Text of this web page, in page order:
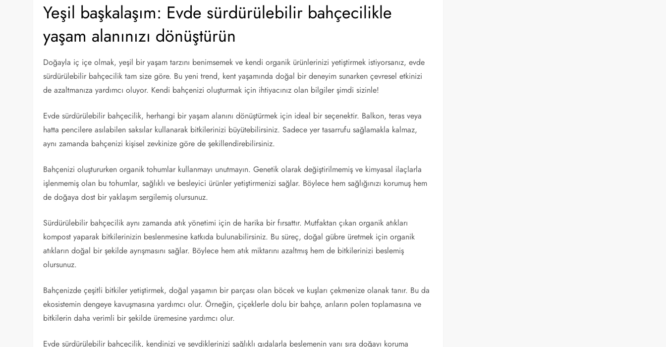
Yeşil başkalaşım: Evde sürdürülebilir bahçecilikle
yaşam alanınızı dönüştürün
Doğayla iç içe olmak, yeşil bir yaşam tarzını benimsemek ve kendi organik ürünlerinizi yetiştirmek istiyorsanız, evde
sürdürülebilir bahçecilik tam size göre. Bu yeni trend, kent yaşamında doğal bir deneyim sunarken çevresel etkinizi
de azaltmanıza yardımcı oluyor. Kendi bahçenizi oluşturmak için ihtiyacınız olan bilgiler şimdi sizinle!
Evde sürdürülebilir bahçecilik, herhangi bir yaşam alanını dönüştürmek için ideal bir seçenektir. Balkon, teras veya
hatta pencilere asılabilen saksılar kullanarak bitkilerinizi büyütebilirsiniz. Sadece yer tasarrufu sağlamakla kalmaz,
aynı zamanda bahçenizi kişisel zevkinize göre de şekillendirebilirsiniz.
Bahçenizi oluştururken organik tohumlar kullanmayı unutmayın. Genetik olarak değiştirilmemiş ve kimyasal ilaçlarla
işlenmemiş olan bu tohumlar, sağlıklı ve besleyici ürünler yetiştirmenizi sağlar. Böylece hem sağlığınızı korumuş hem
de doğaya dost bir yaklaşım sergilemiş olursunuz.
Sürdürülebilir bahçecilik aynı zamanda atık yönetimi için de harika bir fırsattır. Mutfaktan çıkan organik atıkları
kompost yaparak bitkilerinizin beslenmesine katkıda bulunabilirsiniz. Bu süreç, doğal gübre üretmek için organik
atıkların doğal bir şekilde ayrışmasını sağlar. Böylece hem atık miktarını azaltmış hem de bitkilerinizi beslemiş
olursunuz.
Bahçenizde çeşitli bitkiler yetiştirmek, doğal yaşamın bir parçası olan böcek ve kuşları çekmenize olanak tanır. Bu da
ekosistemin dengeye kavuşmasına yardımcı olur. Örneğin, çiçeklerle dolu bir bahçe, arıların polen toplamasına ve
bitkilerin daha verimli bir şekilde üremesine yardımcı olur.
Evde sürdürülebilir bahçecilik, kendinizi ve sevdiklerinizi sağlıklı gıdalarla beslemenin yanı sıra doğayı koruma